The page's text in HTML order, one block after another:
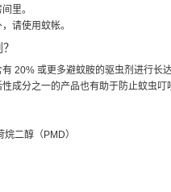
里。
请使用蚊帐。
20% 或更多避蚊胺的驱虫剂进行长
成分之一的产品也有助于防止蚊虫
二醇（PMD）